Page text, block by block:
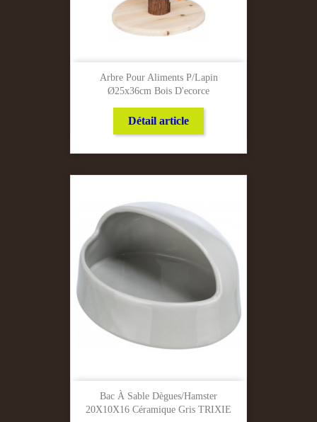
Arbre Pour Aliments P/lapin
Ø25x36cm Bois D'ecorce
Détail article
Bac À Sable Dègues/hamster
20X10X16 Céramique Gris TRIXIE